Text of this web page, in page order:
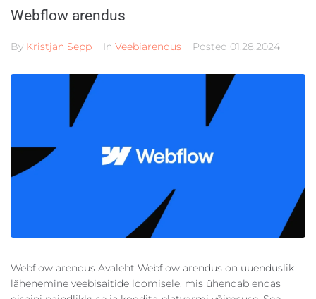
Webflow arendus
By Kristjan Sepp In Veebiarendus Posted 01.28.2024
Webflow arendus Avaleht Webflow arendus on uuenduslik
lähenemine veebisaitide loomisele, mis ühendab endas